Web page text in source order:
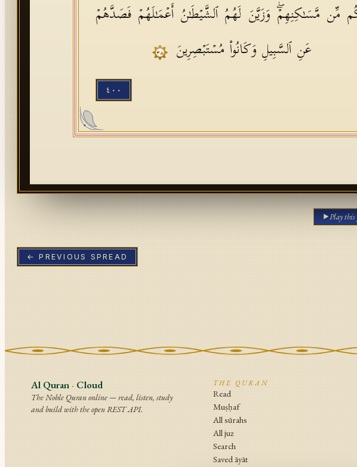
مِّن مَّسَـٰكِنِهِمۡۖ وَزَیَّنَ لَهُمُ ٱلشَّیۡطَـٰنُ أَعۡمَـٰلَهُمۡ فَصَدَّهُمۡ
عَنِ ٱلسَّبِیلِ وَكَانُوا۟ مُسۡتَبۡصِرِینَ
٣٨
٤٠٠
Play this
← PREVIOUS SPREAD
Al Quran · Cloud
The Noble Quran online — read, listen, study
and build with the open REST API.
THE QURAN
Read
Muṣḥaf
All sūrahs
All juz
Search
Saved āyāt